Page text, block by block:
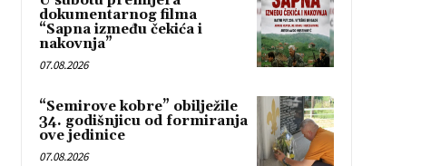
dokumentarnog filma
“Sapna između čekića i
nakovnja”
07.08.2026
“Semirove kobre” obilježile
34. godišnjicu od formiranja
ove jedinice
07.08.2026